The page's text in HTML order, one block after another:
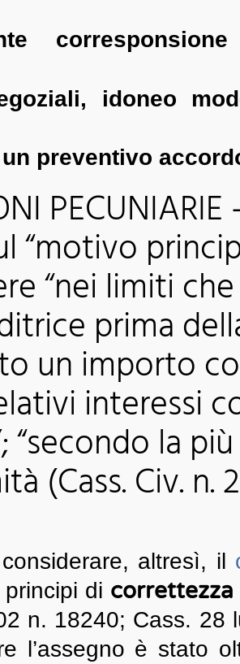
idoneo
preventivo
“motivo
“nei limiti
prima
un importo
interessi
“secondo la
(Cass. Civ. n.
altresì, il
di correttezza
n. 18240; Cass. 28
l’assegno è stato